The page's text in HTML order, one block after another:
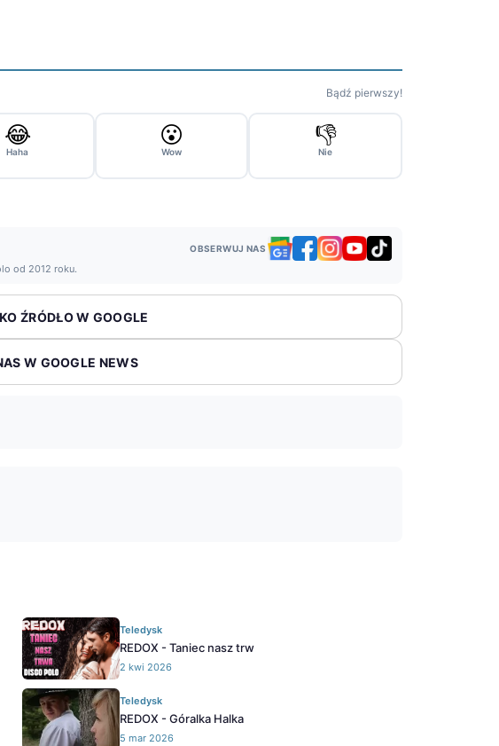
Bądź pierwszy!
😂
Haha
😮
Wow
👎
Nie
od 2012 roku.
OBSERWUJ NAS
ŹRÓDŁO W GOOGLE
W GOOGLE NEWS
Teledysk
REDOX - Taniec nasz trw
2 kwi 2026
Teledysk
REDOX - Góralka Halka
5 mar 2026